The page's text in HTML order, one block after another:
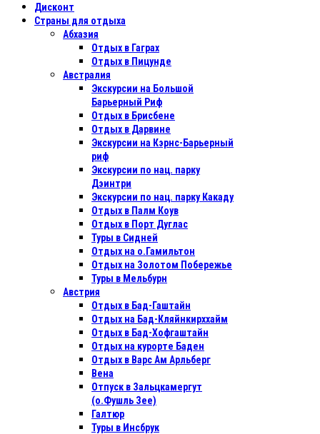
Дисконт
Страны для отдыха
Абхазия
Отдых в Гаграх
Отдых в Пицунде
Австралия
Экскурсии на Большой
Барьерный Риф
Отдых в Бриcбене
Отдых в Дарвине
Экскурсии на Кэрнс-Барьерный
риф
Экскурсии по нац. парку
Дэинтри
Экскурсии по нац. парку Какаду
Отдых в Палм Коув
Отдых в Порт Дуглас
Туры в Сидней
Отдых на о.Гамильтон
Отдых на Золотом Побережье
Туры в Мельбурн
Австрия
Отдых в Бад-Гаштайн
Отдых на Бад-Кляйнкирххайм
Отдых в Бад-Хофгаштайн
Отдых на курорте Баден
Отдых в Варс Ам Арльберг
Вена
Отпуск в Зальцкамергут
(о.Фушль Зее)
Галтюр
Туры в Инсбрук